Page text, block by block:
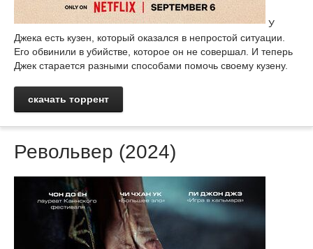
У
Джека есть кузен, который оказался в непростой ситуации.
Его обвинили в убийстве, которое он не совершал. И теперь
Джек старается разными способами помочь своему кузену.
скачать торрент
Револьвер (2024)